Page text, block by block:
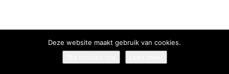
Deze website maakt gebruik van cookies.